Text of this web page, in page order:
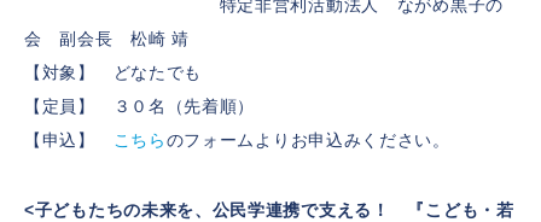
特定非営利活動法人 ながめ黒子の
会 副会長 松崎 靖
【対象】 どなたでも
【定員】 ３０名（先着順）
【申込】
こちらのフォームよりお申込みください。
<子どもたちの未来を、公民学連携で支える！ 『こども・若